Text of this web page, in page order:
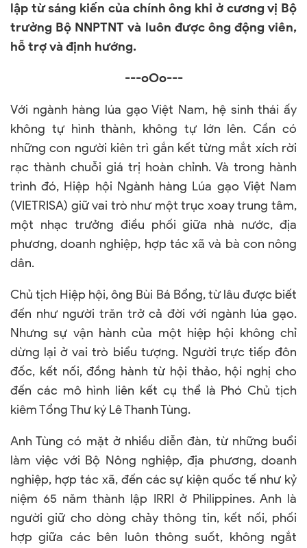
lập từ sáng kiến của chính ông khi ở cương vị Bộ
trưởng Bộ NNPTNT và luôn được ông động viên,
hỗ trợ và định hướng.
---oOo---
Với ngành hàng lúa gạo Việt Nam, hệ sinh thái ấy
không tự hình thành, không tự lớn lên. Cần có
những con người kiên trì gắn kết từng mắt xích rời
rạc thành chuỗi giá trị hoàn chỉnh. Và trong hành
trình đó, Hiệp hội Ngành hàng Lúa gạo Việt Nam
(VIETRISA) giữ vai trò như một trục xoay trung tâm,
một nhạc trưởng điều phối giữa nhà nước, địa
phương, doanh nghiệp, hợp tác xã và bà con nông
dân.
Chủ tịch Hiệp hội, ông Bùi Bá Bổng, từ lâu được biết
đến như người trăn trở cả đời với ngành lúa gạo.
Nhưng sự vận hành của một hiệp hội không chỉ
dừng lại ở vai trò biểu tượng. Người trực tiếp đôn
đốc, kết nối, đồng hành từ hội thảo, hội nghị cho
đến các mô hình liên kết cụ thể là Phó Chủ tịch
kiêm Tổng Thư ký Lê Thanh Tùng.
Anh Tùng có mặt ở nhiều diễn đàn, từ những buổi
làm việc với Bộ Nông nghiệp, địa phương, doanh
nghiệp, hợp tác xã, đến các sự kiện quốc tế như kỷ
niệm 65 năm thành lập IRRI ở Philippines. Anh là
người giữ cho dòng chảy thông tin, kết nối, phối
hợp giữa các bên luôn thông suốt, không ngắt